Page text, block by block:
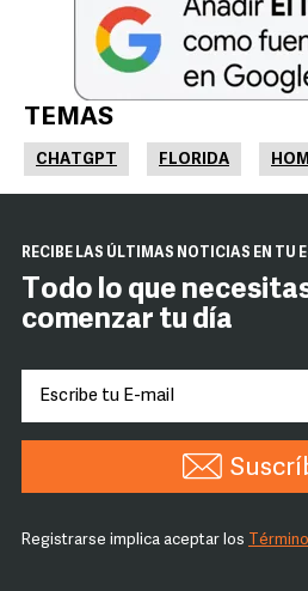
TEMAS
CHATGPT FLORIDA
RECIBE LAS ÚLTIMAS NOTICIAS EN TU
Todo lo que
comenzar tu día
Registrarse implica aceptar los